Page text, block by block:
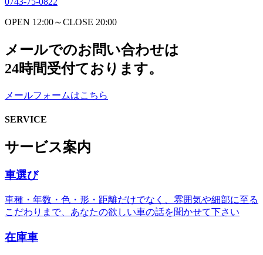
OPEN 12:00～CLOSE 20:00
メールでのお問い合わせは
24時間受付ております。
メールフォームはこちら
SERVICE
サービス案内
車選び
車種・年数・色・形・距離だけでなく、雰囲気や細部に至る
こだわりまで、あなたの欲しい車の話を聞かせて下さい
在庫車